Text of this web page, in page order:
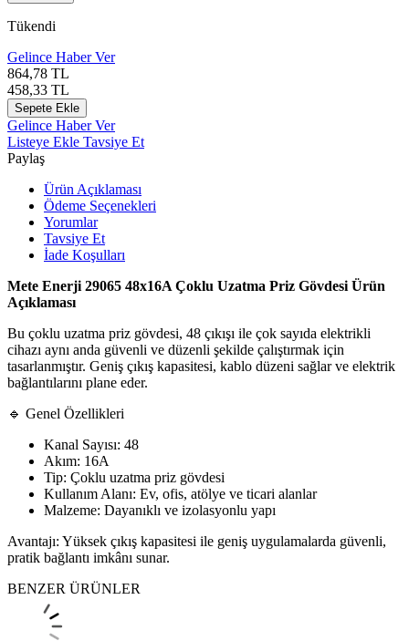
Tükendi
Gelince Haber Ver
864,78 TL
458,33 TL
Sepete Ekle
Gelince Haber Ver
Listeye Ekle Tavsiye Et
Paylaş
Ürün Açıklaması
Ödeme Seçenekleri
Yorumlar
Tavsiye Et
İade Koşulları
Mete Enerji 29065 48x16A Çoklu Uzatma Priz Gövdesi Ürün
Açıklaması
Bu çoklu uzatma priz gövdesi, 48 çıkışı ile çok sayıda elektrikli
cihazı aynı anda güvenli ve düzenli şekilde çalıştırmak için
tasarlanmıştır. Geniş çıkış kapasitesi, kablo düzeni sağlar ve elektrik
bağlantılarını plane eder.
🔹 Genel Özellikleri
Kanal Sayısı: 48
Akım: 16A
Tip: Çoklu uzatma priz gövdesi
Kullanım Alanı: Ev, ofis, atölye ve ticari alanlar
Malzeme: Dayanıklı ve izolasyonlu yapı
Avantajı: Yüksek çıkış kapasitesi ile geniş uygulamalarda güvenli,
pratik bağlantı imkânı sunar.
BENZER ÜRÜNLER